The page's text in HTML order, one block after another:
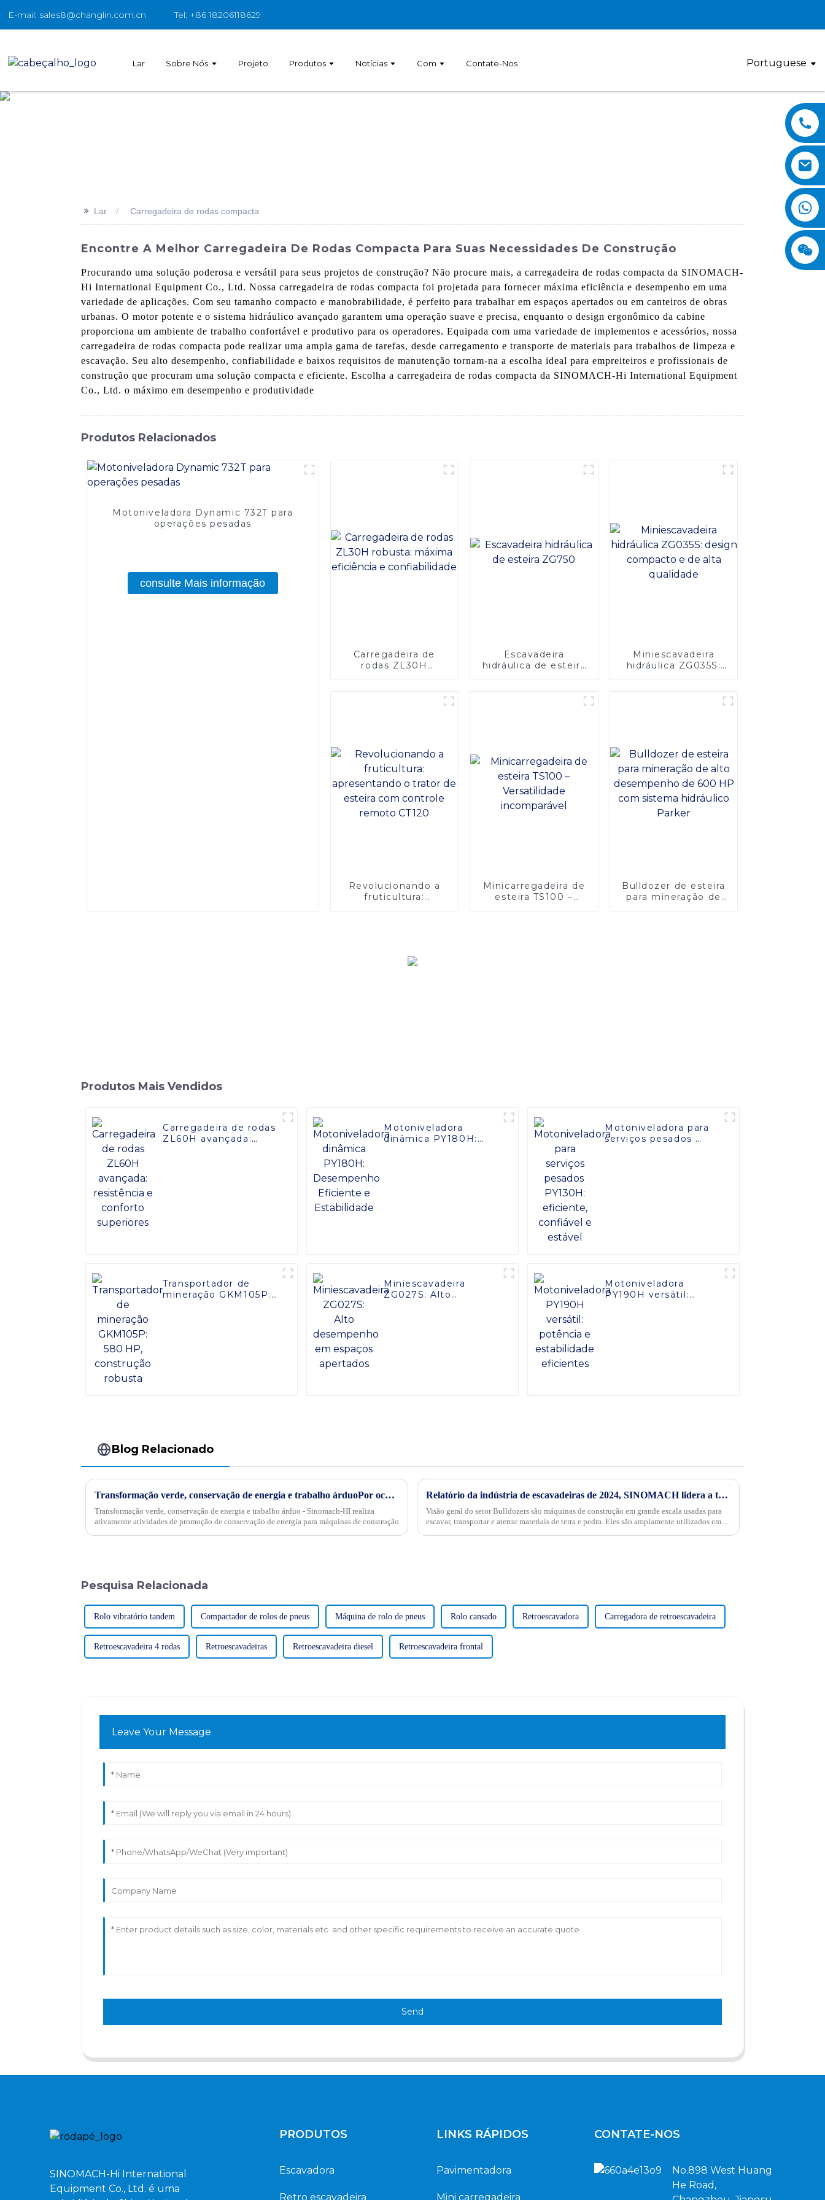
E-mail: sales8@changlin.com.cn Tel: +86 18206118629
Lar Sobre Nós Projeto Produtos Notícias Com Contate-Nos Portuguese
>> Lar Carregadeira de rodas compacta
Encontre A Melhor Carregadeira De Rodas Compacta Para Suas Necessidades De Construção
Procurando uma solução poderosa e versátil para seus projetos de construção? Não procure mais, a carregadeira de rodas compacta da SINOMACH-
Hi International Equipment Co., Ltd. Nossa carregadeira de rodas compacta foi projetada para fornecer máxima eficiência e desempenho em uma
variedade de aplicações. Com seu tamanho compacto e manobrabilidade, é perfeito para trabalhar em espaços apertados ou em canteiros de obras
urbanas. O motor potente e o sistema hidráulico avançado garantem uma operação suave e precisa, enquanto o design ergonômico da cabine
proporciona um ambiente de trabalho confortável e produtivo para os operadores. Equipada com uma variedade de implementos e acessórios, nossa
carregadeira de rodas compacta pode realizar uma ampla gama de tarefas, desde carregamento e transporte de materiais para trabalhos de limpeza e
escavação. Seu alto desempenho, confiabilidade e baixos requisitos de manutenção tornam-na a escolha ideal para empreiteiros e profissionais de
construção que procuram uma solução compacta e eficiente. Escolha a carregadeira de rodas compacta da SINOMACH-Hi International Equipment
Co., Ltd. o máximo em desempenho e produtividade
Produtos Relacionados
Motoniveladora Dynamic 732T para
operações pesadas
consulte Mais informação
Carregadeira de
rodas ZL30H
Escavadeira
hidráulica de esteira
Miniescavadeira
hidráulica ZG035S:
Revolucionando a
fruticultura:
Minicarregadeira de
esteira TS100 –
Bulldozer de esteira
para mineração de
Produtos Mais Vendidos
Carregadeira de rodas
ZL60H avançada:
Motoniveladora
dinâmica PY180H:
Motoniveladora para
serviços pesados ​​
Transportador de
mineração GKM105P:
Miniescavadeira
ZG027S: Alto
Motoniveladora
PY190H versátil:
Blog Relacionado
Transformação verde, conservação de energia e trabalho árduoPor ocasião da "34ª Semana Publicitária de Conservação de Energia" nacional de 2024, no dia 15 de maio, empresas internacionais realizaram projetos de energia
Transformação verde, conservação de energia e trabalho árduo - Sinomach-HI realiza
ativamente atividades de promoção de conservação de energia para máquinas de construção
Relatório da indústria de escavadeiras de 2024, SINOMACH lidera a tendência
Visão geral do setor Bulldozers são máquinas de construção em grande escala usadas para
escavar, transportar e aterrar materiais de terra e pedra. Eles são amplamente utilizados em
Pesquisa Relacionada
Rolo vibratório tandem Compactador de rolos de pneus Máquina de rolo de pneus Rolo cansado Retroescavadora Carregadora de retroescavadeira
Retroescavadeira 4 rodas Retroescavadeiras Retroescavadeira diesel Retroescavadeira frontal
Leave Your Message
Send
SINOMACH-Hi International
Equipment Co., Ltd. é uma
PRODUTOS
Escavadora
Retro escavadeira
LINKS RÁPIDOS
Pavimentadora
Mini carregadeira
CONTATE-NOS
No.898 West Huang
He Road,